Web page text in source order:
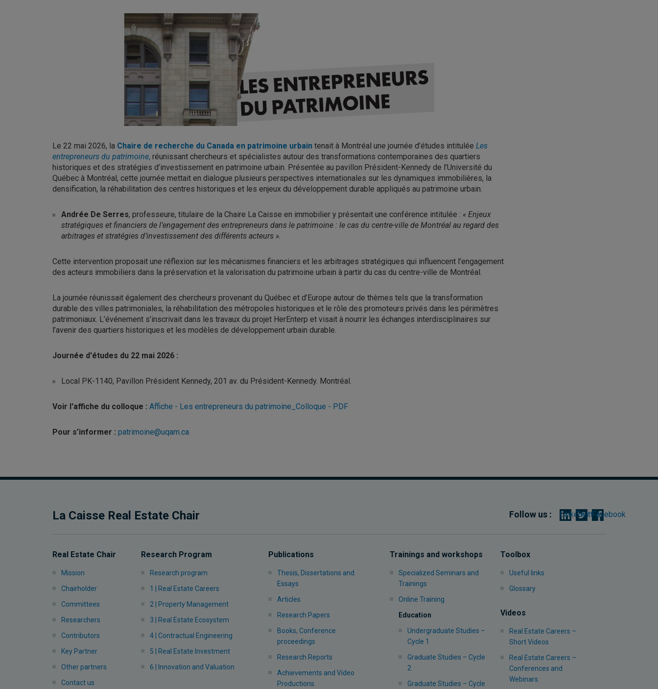
Le 22 mai 2026, la Chaire de recherche du Canada en patrimoine urbain tenait à Montréal une journée d’études intitulée Les
entrepreneurs du patrimoine, réunissant chercheurs et spécialistes autour des transformations contemporaines des quartiers
historiques et des stratégies d’investissement en patrimoine urbain. Présentée au pavillon Président-Kennedy de l’Université du
Québec à Montréal, cette journée mettait en dialogue plusieurs perspectives internationales sur les dynamiques immobilières, la
densification, la réhabilitation des centres historiques et les enjeux du développement durable appliqués au patrimoine urbain.
Andrée De Serres, professeure, titulaire de la Chaire La Caisse en immobilier y présentait une conférence intitulée : « Enjeux
stratégiques et financiers de l’engagement des entrepreneurs dans le patrimoine : le cas du centre-ville de Montréal au regard des
arbitrages et stratégies d’investissement des différents acteurs »
Cette intervention proposait une réflexion sur les mécanismes financiers et les arbitrages stratégiques qui influencent l’engagement
des acteurs immobiliers dans la préservation et la valorisation du patrimoine urbain à partir du cas du centre-ville de Montréal.
La journée réunissait également des chercheurs provenant du Québec et d’Europe autour de thèmes tels que la transformation
durable des villes patrimoniales, la réhabilitation des métropoles historiques et le rôle des promoteurs privés dans les périmètres
patrimoniaux. L’événement s’inscrivait dans les travaux du projet HerEnterp et visait à nourrir les échanges interdisciplinaires sur
l’avenir des quartiers historiques et les modèles de développement urbain durable.
Journée d'études du 22 mai 2026 :
Local PK-1140, Pavillon Président Kennedy, 201 av. du Président-Kennedy. Montréal.
Voir l'affiche du colloque : Affiche - Les entrepreneurs du patrimoine_Colloque - PDF
Pour s’informer : patrimoine@uqam.ca
La Caisse Real Estate Chair
Real Estate Chair
Mission
Chairholder
Committees
Researchers
Contributors
Key Partner
Other partners
Contact us
Research Program
Research program
1 | Real Estate Careers
2 | Property Management
3 | Real Estate Ecosystem
4 | Contractual Engineering
5 | Real Estate Investment
6 | Innovation and Valuation
Publications
Thesis, Dissertations and
Essays
Articles
Research Papers
Books, Conference
proceedings
Research Reports
Achievements and Video
Productions
Trainings and workshops
Specialized Seminars and
Trainings
Online Training
Education
Undergraduate Studies –
Cycle 1
Graduate Studies – Cycle
2
Graduate Studies – Cycle
Toolbox
Useful links
Glossary
Videos
Real Estate Careers –
Short Videos
Real Estate Careers –
Conferences and
Webinars
Follow us : LinkedinTwitterFacebook